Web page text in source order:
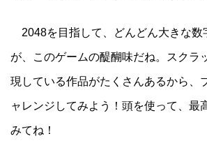
2048を目指して、どんどん大きな数
が、このゲームの醍醐味だね。スクラ
現している作品がたくさんあるから、
ャレンジしてみよう！頭を使って、最
みてね！